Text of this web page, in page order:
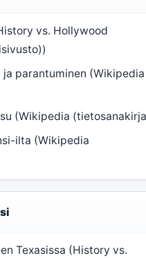
vs. Hollywood
ja parantuminen (Wikipedia
(Wikipedia
ilta (Wikipedia
Texasissa (History vs.